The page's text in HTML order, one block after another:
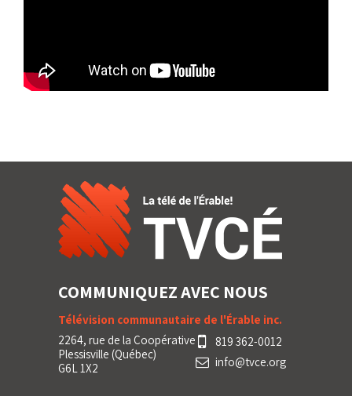
COMMUNIQUEZ AVEC NOUS
Télévision communautaire de l'Érable inc.
2264, rue de la Coopérative
Plessisville (Québec)
G6L 1X2
819 362-0012
info@tvce.org